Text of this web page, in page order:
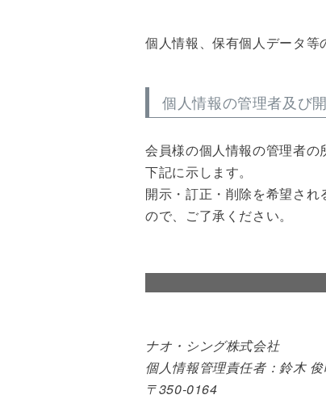
個人情報、保有個人データ等
個人情報の管理者及び
会員様の個人情報の管理者
下記に示します。
開示・訂正・削除を希望さ
ので、ご了承ください。
ナオ・シング株式会社
個人情報管理責任者：鈴木
350-0164